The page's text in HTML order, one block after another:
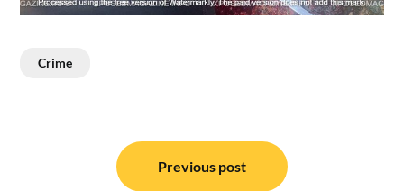
Crime
navigation
Previous post